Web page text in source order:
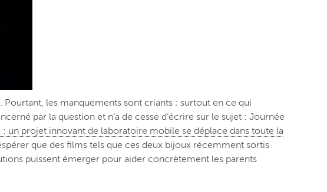
Pourtant, les manquements sont criants ; surtout en ce qui
par la question et n’a de cesse d’écrire sur le sujet : Journée
: un projet innovant de laboratoire mobile se déplace dans toute la
que des films tels que ces deux bijoux récemment sortis
puissent émerger pour aider concrètement les parents